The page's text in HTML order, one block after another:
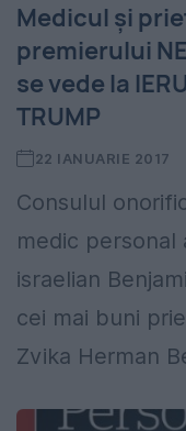
Medicul şi
premierului
se vede la
TRUMP
22 IANUARIE 2017
Consulul
medic personal
israelian
cei mai buni
Zvika Herman